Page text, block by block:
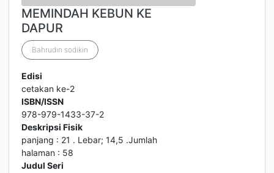
MEMINDAH KEBUN KE
DAPUR
Bahrudin sodikin
Edisi
cetakan ke-2
ISBN/ISSN
978-979-1433-37-2
Deskripsi Fisik
panjang : 21 . Lebar; 14,5 .Jumlah
halaman : 58
Judul Seri